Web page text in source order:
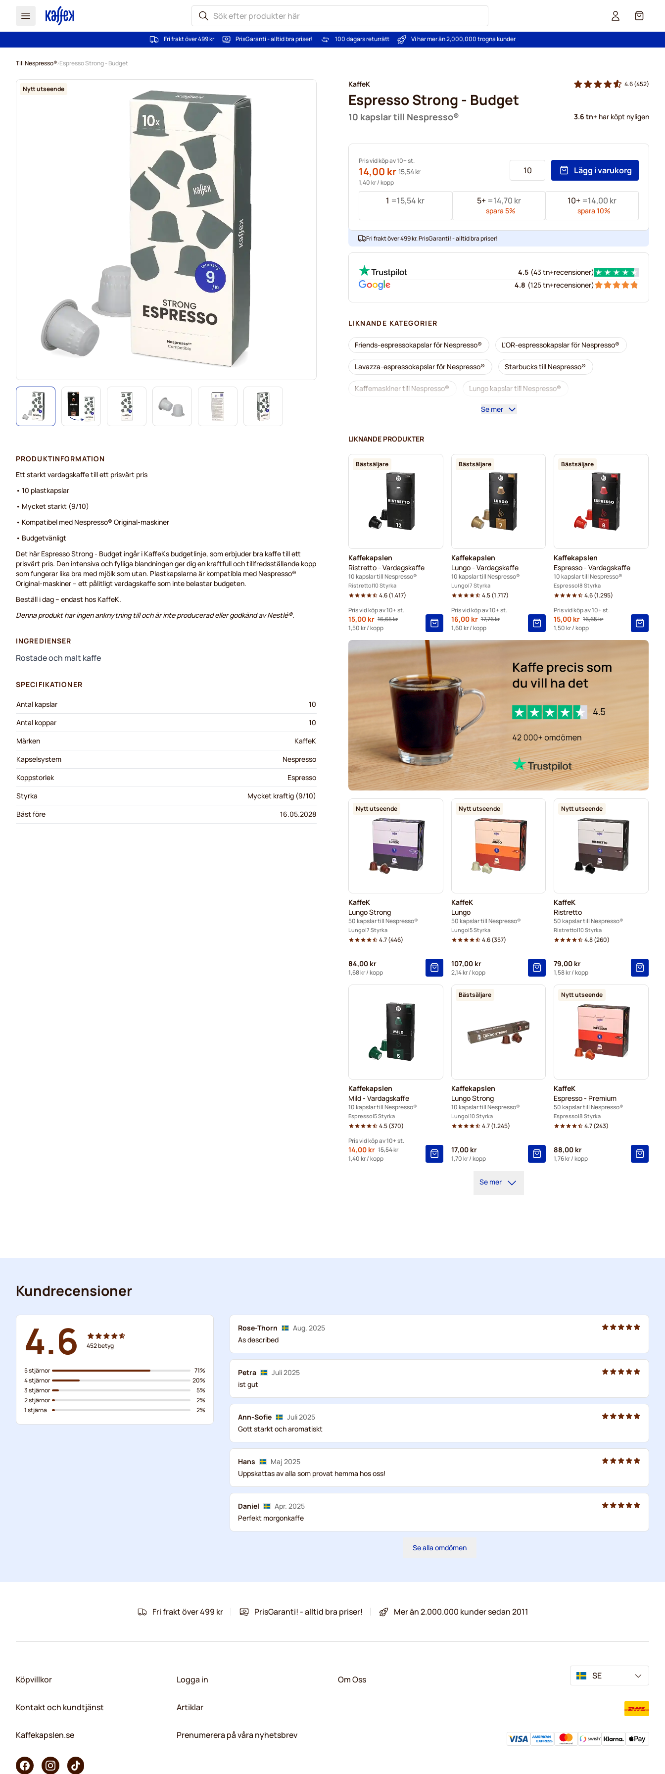
Cart
Fri frakt över 499 kr PrisGaranti - alltid bra priser! 100 dagars returrätt Vi har mer än 2,000,000 trogna kunder
Till Nespresso® Espresso Strong - Budget
Nytt utseende
KaffeK
Espresso Strong - Budget
10 kapslar till Nespresso®
4.6(452)
3.6 tn+ har köpt nyligen
Pris vid köp av 10+ st.
15,54 kr
14,00 kr
1,40 kr/ kopp
Lägg i varukorg
1 =15,54 kr 5+ =14,70 kr
spara 5%
10+ =14,00 kr
spara10%
Fri frakt över 499 kr. PrisGaranti! - alltid bra priser!
4.5 (43 tn+recensioner)
4.8 (125 tn+recensioner)
LIKNANDE KATEGORIER
Friends-espressokapslar för Nespresso® L'OR-espressokapslar för Nespresso®
Lavazza-espressokapslar för Nespresso® Starbucks till Nespresso®
Kaffemaskiner till Nespresso® Lungo kapslar till Nespresso®
illy-kaffekapslar för Nespresso®
Allt till kaffet för Nespresso® Avkalkning och rengöring för Nespresso®
L'OR-kaffekapslar för Nespresso® Segafredo-kaffekapslar för Nespresso®
Café René-kaffekapslar för Nespresso® Caffè Borbone för Nespresso®
Kapslar till Nespresso® Merrild-kaffekapslar för Nespresso®
Se mer
LIKNANDE PRODUKTER
Bästsäljare
Kaffekapslen
Ristretto - Vardagskaffe
10 kapslar till Nespresso®
Ristretto 10 Styrka
4.6(1.417)
Pris vid köp av 10+ st.
Ordinarie pris
16,65 kr
Från
15,00 kr
1,50 kr/ kopp
5+ =15,75 kr
10+ =15,00 kr
Bästsäljare
Kaffekapslen
Lungo - Vardagskaffe
10 kapslar till Nespresso®
Lungo 7 Styrka
4.5(1.717)
Pris vid köp av 10+ st.
Ordinarie pris
17,76 kr
Från
16,00 kr
1,60 kr/ kopp
17,76 kr
5+ =16,80 kr
10+ =16,00 kr
Bästsäljare
Kaffekapslen
Espresso - Vardagskaffe
10 kapslar till Nespresso®
Espresso 8 Styrka
4.6(1.295)
Pris vid köp av 10+ st.
Ordinarie pris
16,65 kr
Från
15,00 kr
1,50 kr/ kopp
5+ =15,75 kr
10+ =15,00 kr
Nytt utseende
KaffeK
Lungo Strong
50 kapslar till Nespresso®
Lungo 7 Styrka
4.7(446)
84,00 kr
1,68 kr/ kopp
Nytt utseende
KaffeK
Lungo
50 kapslar till Nespresso®
Lungo 5 Styrka
4.6(357)
107,00 kr
2,14 kr/ kopp
Nytt utseende
KaffeK
Ristretto
50 kapslar till Nespresso®
Ristretto 10 Styrka
4.8(260)
79,00 kr
1,58 kr/ kopp
Kaffekapslen
Mild - Vardagskaffe
10 kapslar till Nespresso®
Espresso 5 Styrka
4.5(370)
Pris vid köp av 10+ st.
Ordinarie pris
15,54 kr
Från
14,00 kr
1,40 kr/ kopp
10+ =14,00 kr
Bästsäljare
Kaffekapslen
Lungo Strong
10 kapslar till Nespresso®
Lungo 10 Styrka
4.7(1.245)
17,00 kr
1,70 kr/ kopp
Nytt utseende
KaffeK
Espresso - Premium
50 kapslar till Nespresso®
Espresso 8 Styrka
4.7(243)
88,00 kr
1,76 kr/ kopp
Se mer
PRODUKTINFORMATION
Ett starkt vardagskaffe till ett prisvärt pris
• 10 plastkapslar
• Mycket starkt (9/10)
• Kompatibel med Nespresso® Original-maskiner
• Budgetvänligt
Det här Espresso Strong - Budget ingår i KaffeKs budgetlinje, som erbjuder bra kaffe till ett
prisvärt pris. Den intensiva och fylliga blandningen ger dig en kraftfull och tillfredsställande kopp
som fungerar lika bra med mjölk som utan. Plastkapslarna är kompatibla med Nespresso®
Original-maskiner – ett pålitligt vardagskaffe som inte belastar budgeten.
Beställ i dag – endast hos KaffeK.
Denna produkt har ingen anknytning till och är inte producerad eller godkänd av Nestlé®.
INGREDIENSER
Rostade och malt kaffe
SPECIFIKATIONER
Antal kapslar
10
Antal koppar
10
Märken
KaffeK
Kapselsystem
Nespresso
Koppstorlek
Espresso
Styrka
Mycket kraftig (9/10)
Bäst före
16.05.2028
Kundrecensioner
4.6 452betyg
5 stjärnor
4 stjärnor
3 stjärnor
2 stjärnor
1 stjärna
71%
20%
5%
2%
2%
Rose-Thorn
Aug. 2025
As described
Petra
Juli 2025
ist gut
Ann-Sofie
Juli 2025
Gott starkt och aromatiskt
Hans
Maj 2025
Uppskattas av alla som provat hemma hos oss!
Daniel
Apr. 2025
Perfekt morgonkaffe
Se alla omdömen
Fri frakt över 499 kr PrisGaranti! - alltid bra priser! Mer än 2.000.000 kunder sedan 2011
Köpvillkor
Kontakt och kundtjänst
Kaffekapslen.se
Logga in
Artiklar
Prenumerera på våra nyhetsbrev
Om Oss SE